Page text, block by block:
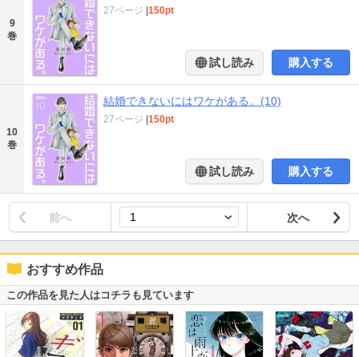
9
巻
27ページ 150pt
試し読み 購入する
10
巻
結婚できないにはワケがある。(10)
27ページ 150pt
試し読み 購入する
前へ 次へ
おすすめ作品
この作品を見た人はコチラも見ています